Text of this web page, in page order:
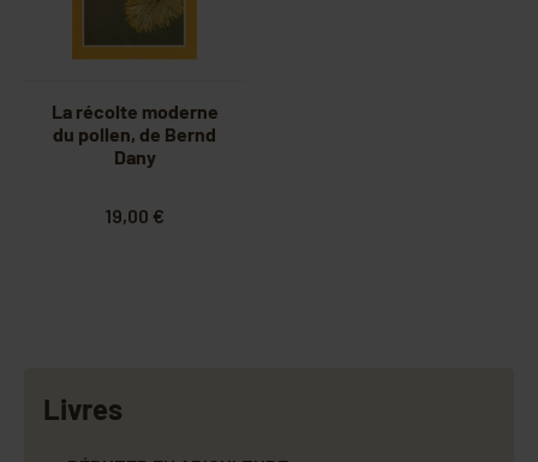
La récolte moderne
du pollen, de Bernd
Dany
19,00 €
Livres